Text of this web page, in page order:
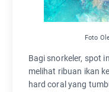
Foto
Bagi snorkeler, spot
melihat ribuan ikan
hard coral yang